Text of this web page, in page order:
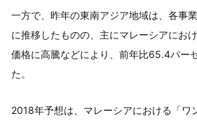
一方で、昨年の東南アジア地域は、各事
に推移したものの、主にマレーシアにお
価格に高騰などにより、前年比65.4パー
た。
2018年予想は、マレーシアにおける「ワ